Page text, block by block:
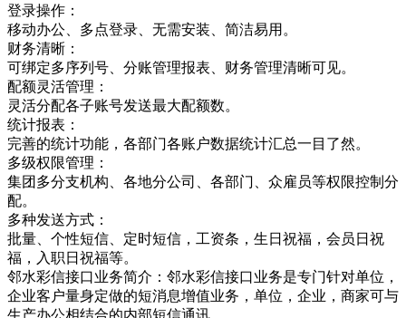
登录操作：
移动办公、多点登录、无需安装、简洁易用。
财务清晰：
可绑定多序列号、分账管理报表、财务管理清晰可见。
配额灵活管理：
灵活分配各子账号发送最大配额数。
统计报表：
完善的统计功能，各部门各账户数据统计汇总一目了然。
多级权限管理：
集团多分支机构、各地分公司、各部门、众雇员等权限控制分
配。
多种发送方式：
批量、个性短信、定时短信，工资条，生日祝福，会员日祝
福，入职日祝福等。
邻水彩信接口业务简介：邻水彩信接口业务是专门针对单位，
企业客户量身定做的短消息增值业务，单位，企业，商家可与
生产办公相结合的内部短信通讯，